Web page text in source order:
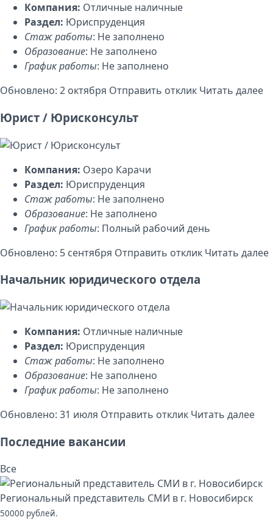
Компания: Отличные наличные
Раздел: Юриспруденция
Стаж работы: Не заполнено
Образование: Не заполнено
График работы: Не заполнено
Обновлено: 2 октября Отправить отклик Читать далее
Юрист / Юрисконсульт
Компания: Озеро Карачи
Раздел: Юриспруденция
Стаж работы: Не заполнено
Образование: Не заполнено
График работы: Полный рабочий день
Обновлено: 5 сентября Отправить отклик Читать далее
Начальник юридического отдела
Компания: Отличные наличные
Раздел: Юриспруденция
Стаж работы: Не заполнено
Образование: Не заполнено
График работы: Не заполнено
Обновлено: 31 июля Отправить отклик Читать далее
Последние вакансии
Все
Региональный представитель СМИ в г. Новосибирск
50000 рублей.